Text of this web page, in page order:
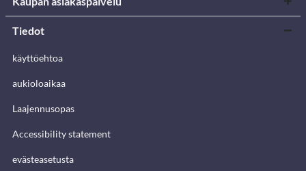
Tiedot
käyttöehtoa
aukioloaikaa
Laajennusopas
Accessibility statement
evästeasetusta